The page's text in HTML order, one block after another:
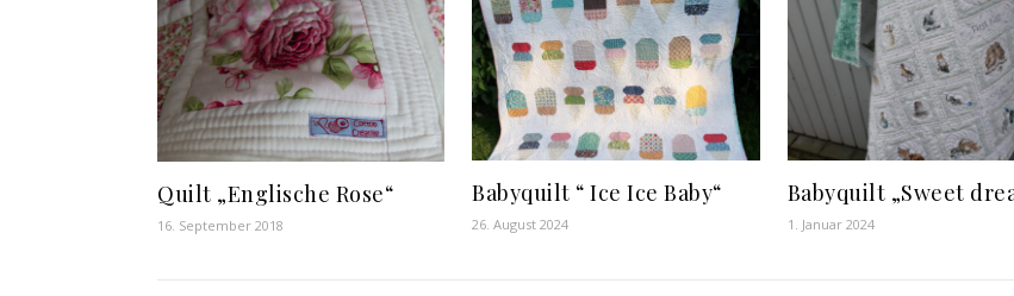
Quilt „Englische Rose“
16. September 2018
Babyquilt “ Ice Ice Baby“
26. August 2024
Babyquilt „Sweet
1. Januar 2024